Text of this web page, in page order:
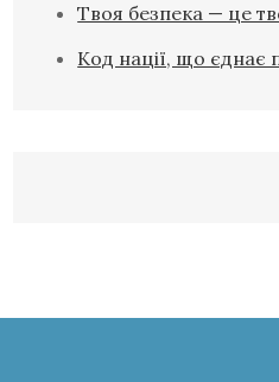
Твоя безпека — це
Код нації, що єднає